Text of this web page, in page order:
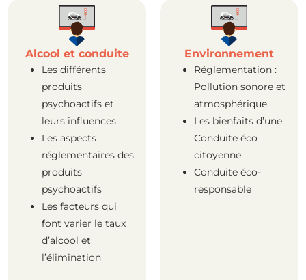
Alcool et conduite
Les différents
produits
psychoactifs et
leurs influences
Les aspects
réglementaires des
produits
psychoactifs
Les facteurs qui
font varier le taux
d’alcool et
l’élimination
Environnement
Réglementation :
Pollution sonore et
atmosphérique
Les bienfaits d’une
Conduite éco
citoyenne
Conduite éco-
responsable